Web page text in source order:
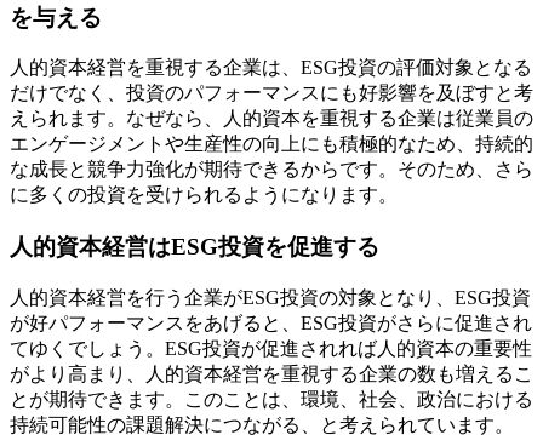
を与える
人的資本経営を重視する企業は、ESG投資の評価対象となる
だけでなく、投資のパフォーマンスにも好影響を及ぼすと考
えられます。なぜなら、人的資本を重視する企業は従業員の
エンゲージメントや生産性の向上にも積極的なため、持続的
な成長と競争力強化が期待できるからです。そのため、さら
に多くの投資を受けられるようになります。
人的資本経営はESG投資を促進する
人的資本経営を行う企業がESG投資の対象となり、ESG投資
が好パフォーマンスをあげると、ESG投資がさらに促進され
てゆくでしょう。ESG投資が促進されれば人的資本の重要性
がより高まり、人的資本経営を重視する企業の数も増えるこ
とが期待できます。このことは、環境、社会、政治における
持続可能性の課題解決につながる、と考えられています。